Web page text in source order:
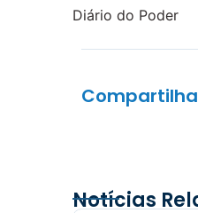
Diário do Poder
Notícias